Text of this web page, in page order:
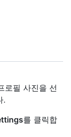
로필 사진을 선
.
를 클릭합